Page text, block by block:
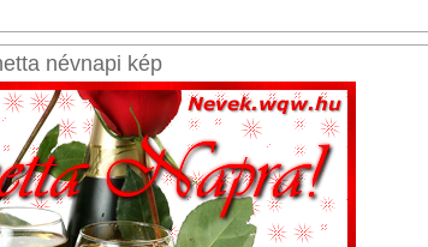
névnapi kép